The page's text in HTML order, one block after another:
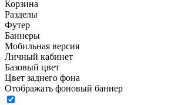
Корзина
Разделы
Футер
Баннеры
Мобильная версия
Личный кабинет
Базовый цвет
Цвет заднего фона
Отображать фоновый баннер